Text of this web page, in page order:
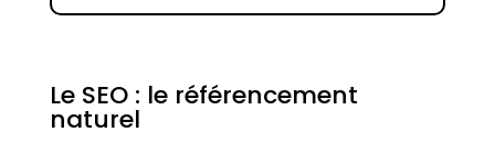
Le SEO : le référencement
naturel